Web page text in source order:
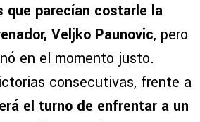
que parecían costarle la
Veljko Paunovic, pero
en el momento justo.
consecutivas, frente a
el turno de enfrentar a un